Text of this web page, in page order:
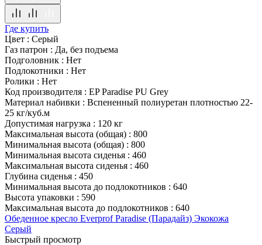
Где купить
Цвет : Серый
Газ патрон : Да, без подъема
Подголовник : Нет
Подлокотники : Нет
Ролики : Нет
Код производителя : EP Paradise PU Grey
Материал набивки : Вспененный полиуретан плотностью 22-
25 кг/куб.м
Допустимая нагрузка : 120 кг
Максимальная высота (общая) : 800
Минимальная высота (общая) : 800
Минимальная высота сиденья : 460
Максимальная высота сиденья : 460
Глубина сиденья : 450
Минимальная высота до подлокотников : 640
Высота упаковки : 590
Максимальная высота до подлокотников : 640
Обеденное кресло Everprof Paradise (Парадайз) Экокожа
Серый
Быстрый просмотр